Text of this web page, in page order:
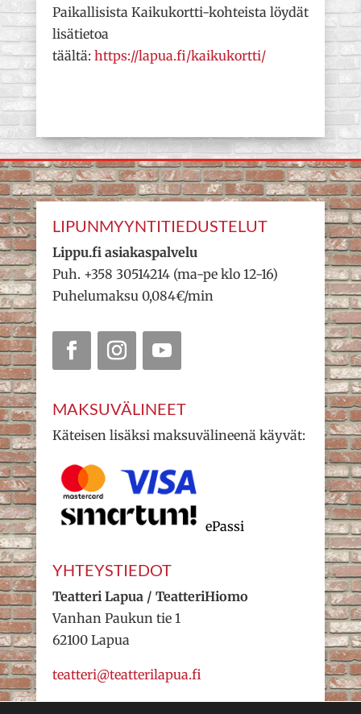
Paikallisista Kaikukortti-kohteista löydät
lisätietoa
täältä: https://lapua.fi/kaikukortti/
LIPUNMYYNTITIEDUSTELUT
Lippu.fi asiakaspalvelu
Puh. +358 30514214 (ma-pe klo 12-16)
Puhelumaksu 0,084€/min
MAKSUVÄLINEET
Käteisen lisäksi maksuvälineenä käyvät:
ePassi
YHTEYSTIEDOT
Teatteri Lapua / TeatteriHiomo
Vanhan Paukun tie 1
62100 Lapua
teatteri@teatterilapua.fi